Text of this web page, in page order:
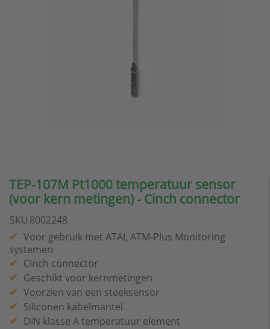
TEP-107M Pt1000 temperatuur sensor
(voor kern metingen) - Cinch connector
SKU 8002248
Voor gebruik met ATAL ATM-Plus Monitoring
systemen
Cinch connector
Geschikt voor kernmetingen
Voorzien van een steeksensor
Siliconen kabelmantel
DIN klasse A temperatuur element